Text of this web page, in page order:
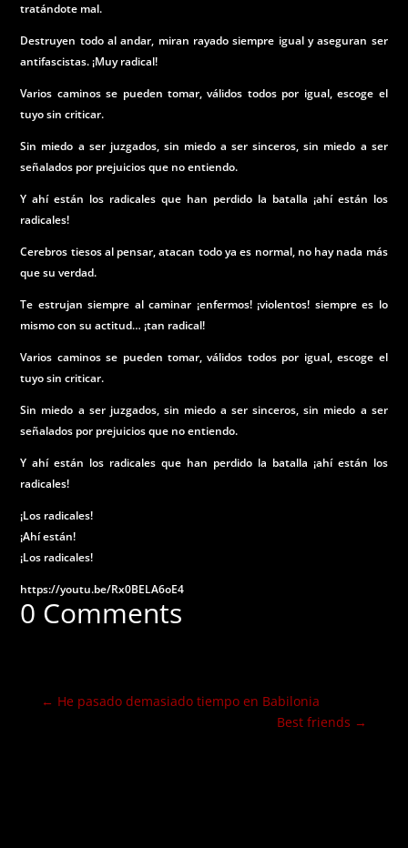
tratándote mal.
Destruyen todo al andar, miran rayado siempre igual y aseguran ser
antifascistas. ¡Muy radical!
Varios caminos se pueden tomar, válidos todos por igual, escoge el
tuyo sin criticar.
Sin miedo a ser juzgados, sin miedo a ser sinceros, sin miedo a ser
señalados por prejuicios que no entiendo.
Y ahí están los radicales que han perdido la batalla ¡ahí están los
radicales!
Cerebros tiesos al pensar, atacan todo ya es normal, no hay nada más
que su verdad.
Te estrujan siempre al caminar ¡enfermos! ¡violentos! siempre es lo
mismo con su actitud… ¡tan radical!
Varios caminos se pueden tomar, válidos todos por igual, escoge el
tuyo sin criticar.
Sin miedo a ser juzgados, sin miedo a ser sinceros, sin miedo a ser
señalados por prejuicios que no entiendo.
Y ahí están los radicales que han perdido la batalla ¡ahí están los
radicales!
¡Los radicales!
¡Ahí están!
¡Los radicales!
https://youtu.be/Rx0BELA6oE4
0 Comments
← He pasado demasiado tiempo en Babilonia
Best friends →